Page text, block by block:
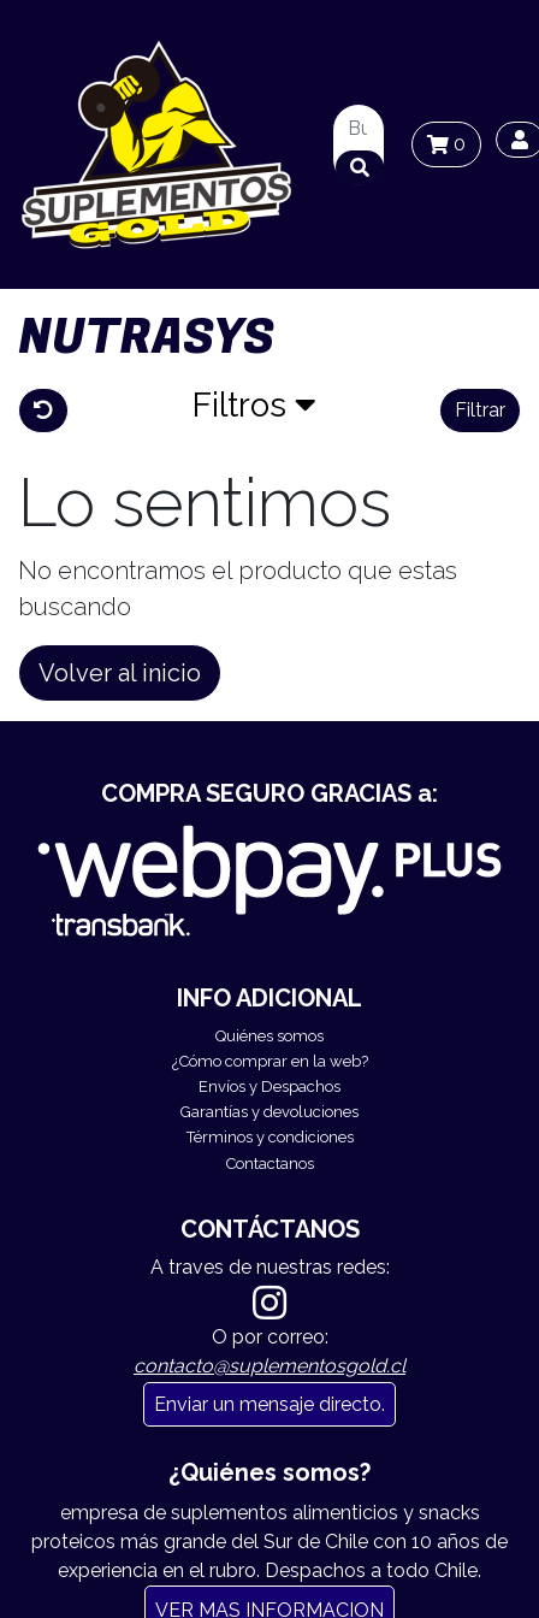
0
NUTRASYS
Filtros Filtrar
Lo sentimos
No encontramos el producto que estas
buscando
Volver al inicio
INFO ADICIONAL
Quiénes somos
¿Cómo comprar en la web?
Envíos y Despachos
Garantías y devoluciones
Términos y condiciones
Contactanos
COMPRA SEGURO GRACIAS a:
CONTÁCTANOS
A traves de nuestras redes:
O por correo:
contacto@suplementosgold.cl
Enviar un mensaje directo.
¿Quiénes somos?
empresa de suplementos alimenticios y snacks
proteicos más grande del Sur de Chile con 10 años de
experiencia en el rubro. Despachos a todo Chile.
VER MAS INFORMACION